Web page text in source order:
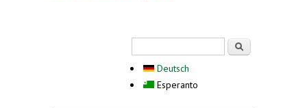
Deutsch
Esperanto